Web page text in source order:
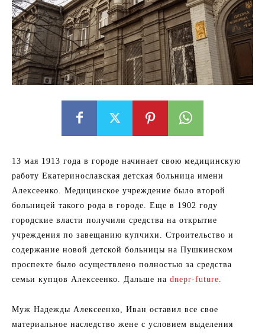
13 мая 1913 года в городе начинает свою медицинскую
работу Екатеринославская детская больница имени
Алексеенко. Медицинское учреждение было второй
больницей такого рода в городе. Еще в 1902 году
городские власти получили средства на открытие
учреждения по завещанию купчихи. Строительство и
содержание новой детской больницы на Пушкинском
проспекте было осуществлено полностью за средства
семьи купцов Алексеенко. Дальше на dnepr-future.
Муж Надежды Алексеенко, Иван оставил все свое
материальное наследство жене с условием выделения